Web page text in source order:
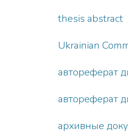
thesis abstract
Ukrainian
автореферат
автореферат
архивные